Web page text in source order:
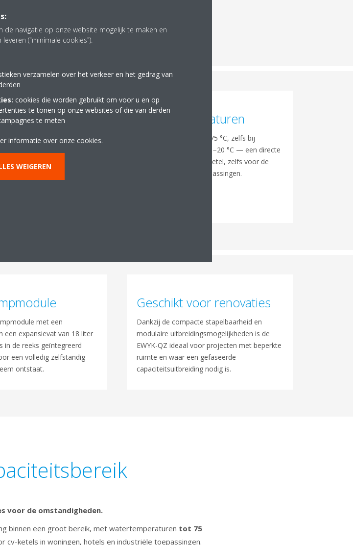
topprestaties
installatie
voorziet maximaal vier
Hoge temperaturen
Levert warm water tot 75 °C, zelfs bij
buitentemperaturen tot −20 °C — een directe
vervanging voor de cv-ketel, zelfs voor de
meest veeleisende toepassingen.
met een
een expansievat van 18 liter
in de reeks geïntegreerd
een volledig zelfstandig
ontstaat.
Geschikt voor renovaties
Dankzij de compacte stapelbaarheid en
modulaire uitbreidingsmogelijkheden is de
EWYK-QZ ideaal voor projecten met beperkte
ruimte en waar een gefaseerde
capaciteitsuitbreiding nodig is.
voor de omstandigheden.
binnen een groot bereik, met watertemperaturen tot 75
cv-ketels in woningen, hotels en industriële toepassingen.
de navigatie op onze website mogelijk te maken en
("minimale cookies").
verzamelen over het verkeer en het gedrag van
cookies die worden gebruikt om voor u en op
te tonen op onze websites of die van derden
te meten
informatie over onze cookies.
WEIGEREN